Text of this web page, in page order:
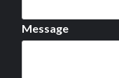
Message